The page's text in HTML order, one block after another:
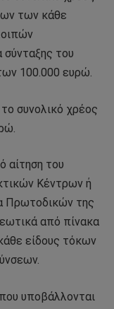
των κάθε
σύνταξης του
100.000 ευρώ.
συνολικό χρέος
αίτηση του
Κέντρων ή
Πρωτοδικών της
από πίνακα
είδους τόκων
υποβάλλονται